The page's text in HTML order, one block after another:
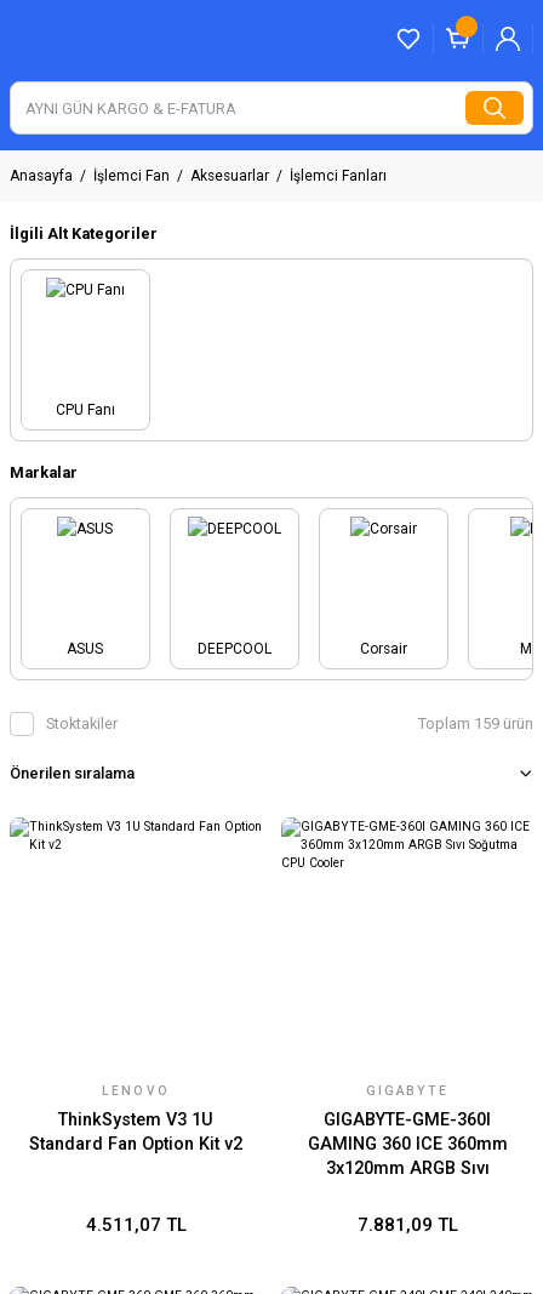
Anasayfa İşlemci Fan Aksesuarlar İşlemci Fanları
İlgili Alt Kategoriler
CPU Fanı
Markalar
ASUS DEEPCOOL Corsair MSI
Stoktakiler Toplam 159 ürün
LENOVO
ThinkSystem V3 1U
Standard Fan Option Kit v2
4.511,07 TL
GIGABYTE
GIGABYTE-GME-360I
GAMING 360 ICE 360mm
3x120mm ARGB Sıvı
7.881,09 TL